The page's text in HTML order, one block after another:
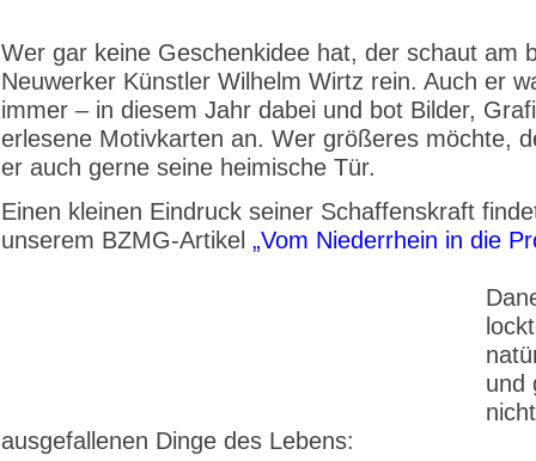
Wer gar keine Geschenkidee hat, der schaut am
Neuwerker Künstler Wilhelm Wirtz rein. Auch er
immer – in diesem Jahr dabei und bot Bilder,
erlesene Motivkarten an. Wer größeres möchte,
er auch gerne seine heimische Tür.
Einen kleinen Eindruck seiner Schaffenskraft
unserem BZMG-Artikel „Vom Niederrhein in die
und
ausgefallenen Dinge des Lebens: